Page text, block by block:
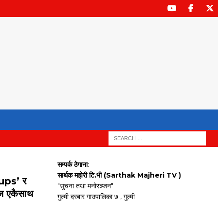
र
एकैसाथ
सम्पर्क ठेगाना:
सार्थक मझेरी टि.भी (Sarthak Majheri TV )
"सुचना तथा मनोरञ्जन"
गुल्मी दरबार गाउपालिका ७ , गुल्मी